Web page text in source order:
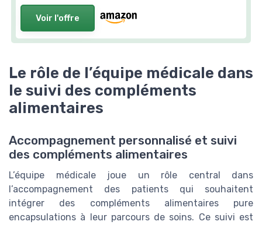
Voir l'offre
Le rôle de l’équipe médicale dans
le suivi des compléments
alimentaires
Accompagnement personnalisé et suivi
des compléments alimentaires
L’équipe médicale joue un rôle central dans
l’accompagnement des patients qui souhaitent
intégrer des compléments alimentaires pure
encapsulations à leur parcours de soins. Ce suivi est